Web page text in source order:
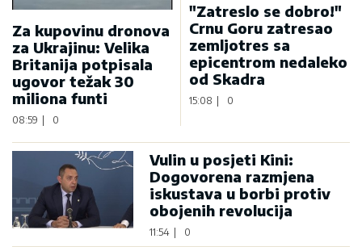
Za kupovinu dronova
za Ukrajinu: Velika
Britanija potpisala
ugovor težak 30
miliona funti
08:59 0
"Zatreslo se dobro!"
Crnu Goru zatresao
zemljotres sa
epicentrom nedaleko
od Skadra
15:08 | 0
Vulin u posjeti Kini:
Dogovorena razmjena
iskustava u borbi protiv
obojenih revolucija
11:54 0